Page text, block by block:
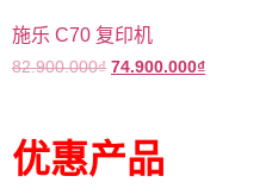
施乐 C70 复印机
82.900.000₫ 74.900.000₫
优惠产品